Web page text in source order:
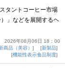
タントコーヒー市場
」などを展開するヘ
2026年08月06日 18：00
商品（美容）
新製品
機能性表示食品制度